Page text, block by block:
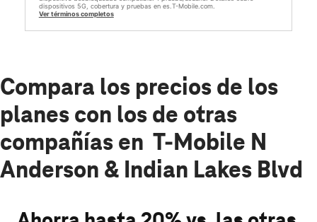
dispositivos 5G, cobertura y pruebas en es.T-Mobile.com.
Ver términos completos
Compara los precios de los
planes con los de otras
compañías en T-Mobile N
Anderson & Indian Lakes Blvd